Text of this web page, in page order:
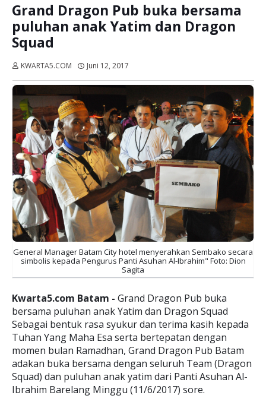
Grand Dragon Pub buka bersama
puluhan anak Yatim dan Dragon
Squad
KWARTA5.COM Juni 12, 2017
General Manager Batam City hotel menyerahkan Sembako secara
simbolis kepada Pengurus Panti Asuhan Al-Ibrahim" Foto: Dion
Sagita
Kwarta5.com Batam - Grand Dragon Pub buka
bersama puluhan anak Yatim dan Dragon Squad
Sebagai bentuk rasa syukur dan terima kasih kepada
Tuhan Yang Maha Esa serta bertepatan dengan
momen bulan Ramadhan, Grand Dragon Pub Batam
adakan buka bersama dengan seluruh Team (Dragon
Squad) dan puluhan anak yatim dari Panti Asuhan Al-
Ibrahim Barelang Minggu (11/6/2017) sore.